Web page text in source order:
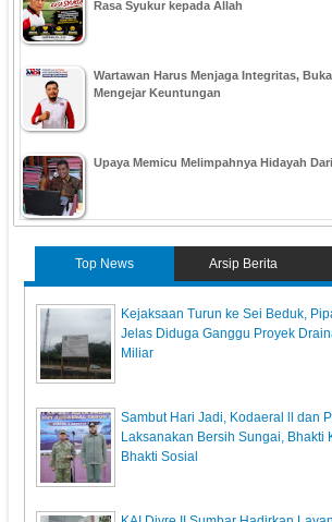
Rasa Syukur kepada Allah
Wartawan Harus Menjaga Integritas,
Mengejar Keuntungan
Upaya Memicu Melimpahnya Hidayah
Top News Arsip Berita
Kejaksaan Turun ke Sei Beduk,
Jelas Diduga Ganggu Proyek
Miliar
Sambut Hari Jadi, Kodaeral ll dan
Laksanakan Bersih Sungai, Bhakti
Bhakti Sosial